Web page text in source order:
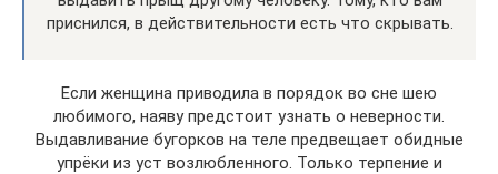
приснился, в действительности есть что скрывать.
Если женщина приводила в порядок во сне шею
любимого, наяву предстоит узнать о неверности.
Выдавливание бугорков на теле предвещает обидные
упрёки из уст возлюбленного. Только терпение и